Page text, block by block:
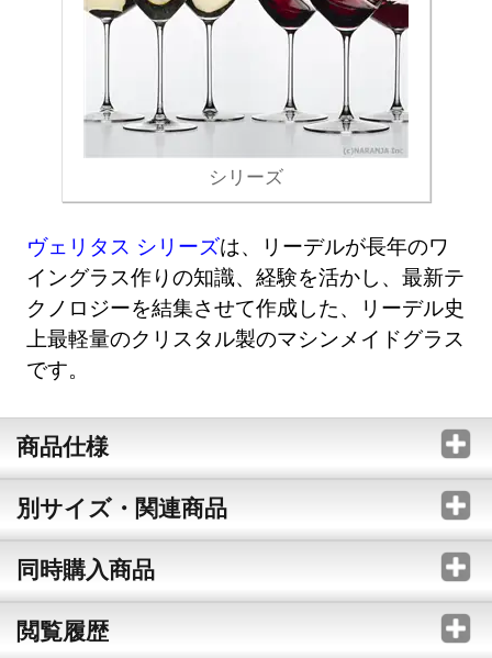
シリーズ
ヴェリタス シリーズは、リーデルが長年のワ
イングラス作りの知識、経験を活かし、最新テ
クノロジーを結集させて作成した、リーデル史
上最軽量のクリスタル製のマシンメイドグラス
です。
商品仕様
別サイズ・関連商品
同時購入商品
閲覧履歴